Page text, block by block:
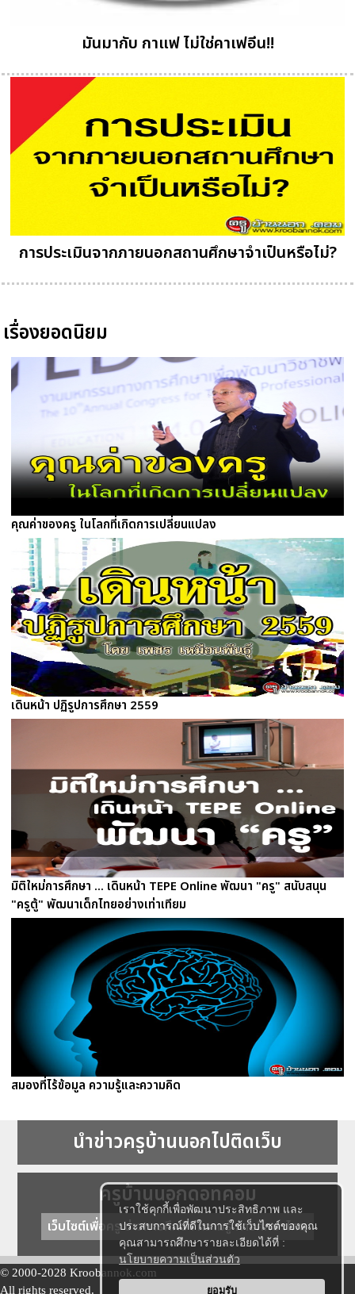
เราใช้คุกกี้เพื่อพัฒนาประสิทธิภาพ และ
ประสบการณ์ที่ดีในการใช้เว็บไซต์ของคุณ
คุณสามารถศึกษารายละเอียดได้ที่ :
นโยบายความเป็นส่วนตัว
ยอมรับ
มันมากับ กาแฟ ไม่ใช่คาเฟอีน!!
การประเมินจากภายนอกสถานศึกษาจำเป็นหรือไม่?
เรื่องยอดนิยม
คุณค่าของครู ในโลกที่เกิดการเปลี่ยนแปลง
เดินหน้า ปฏิรูปการศึกษา 2559
มิติใหม่การศึกษา ... เดินหน้า TEPE Online พัฒนา "ครู" สนับสนุน
"ครูตู้" พัฒนาเด็กไทยอย่างเท่าเทียม
สมองที่ไร้ข้อมูล ความรู้และความคิด
นำข่าวครูบ้านนอกไปติดเว็บ
ครูบ้านนอกดอทคอม
เว็บไซต์เพื่อครู ข่าวการศึกษา ความรู้ การศึกษาไทย
© 2000-2028 Kroobannok.com
All rights reserved.